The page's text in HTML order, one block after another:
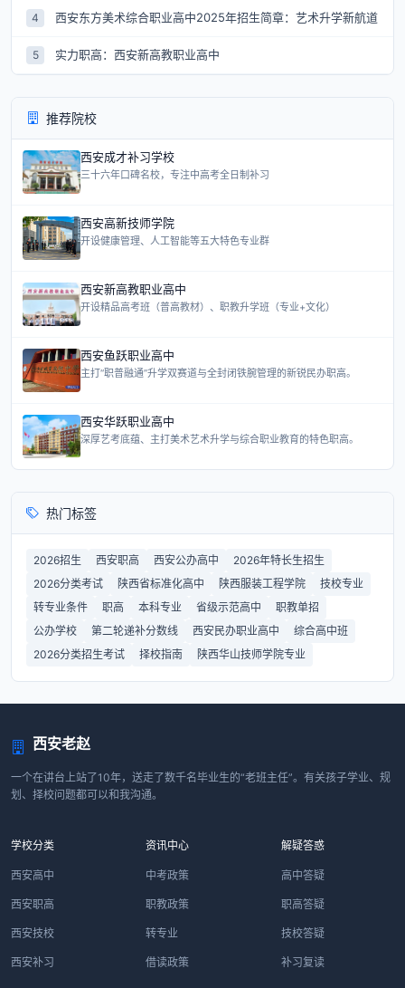
4 西安东方美术综合职业高中2025年招生简章：艺术升学新航道
5 实力职高：西安新高教职业高中
推荐院校
西安成才补习学校
三十六年口碑名校，专注中高考全日制补习
西安高新技师学院
开设健康管理、人工智能等五大特色专业群
西安新高教职业高中
开设精品高考班（普高教材）、职教升学班（专业+文化）
西安鱼跃职业高中
主打“职普融通”升学双赛道与全封闭铁腕管理的新锐民办职高。
西安华跃职业高中
深厚艺考底蕴、主打美术艺术升学与综合职业教育的特色职高。
热门标签
2026招生 西安职高 西安公办高中
2026年特长生招生
2026分类考试
陕西省标准化高中 陕西服装工程学院
技校专业
转专业条件
职高 本科专业 省级示范高中
职教单招
公办学校
第二轮递补分数线 西安民办职业高中
综合高中班
2026分类招生考试
择校指南 陕西华山技师学院专业
西安老赵
一个在讲台上站了10年，送走了数千名毕业生的“老班主任”。有关孩子学业、规
划、择校问题都可以和我沟通。
学校分类
西安高中
西安职高
西安技校
西安补习
资讯中心
中考政策
职教政策
转专业
借读政策
解疑答惑
高中答疑
职高答疑
技校答疑
补习复读